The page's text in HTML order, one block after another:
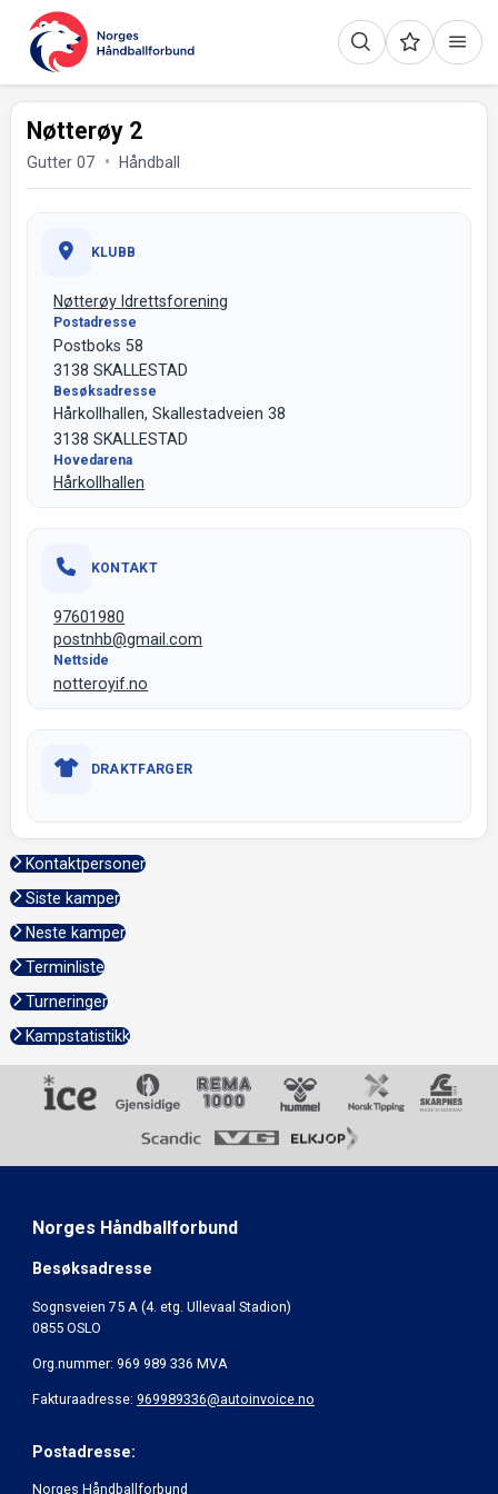
Nøtterøy 2
Gutter 07 Håndball
KLUBB
Nøtterøy Idrettsforening
Postadresse
Postboks 58
3138 SKALLESTAD
Besøksadresse
Hårkollhallen, Skallestadveien 38
3138 SKALLESTAD
Hovedarena
Hårkollhallen
KONTAKT
97601980
postnhb@gmail.com
Nettside
notteroyif.no
DRAKTFARGER
Kontaktpersoner
Siste kamper
Neste kamper
Terminliste
Turneringer
Kampstatistikk
Norges Håndballforbund
Besøksadresse
Sognsveien 75 A (4. etg. Ullevaal Stadion)
0855 OSLO
Org.nummer: 969 989 336 MVA
Fakturaadresse: 969989336@autoinvoice.no
Postadresse:
Norges Håndballforbund